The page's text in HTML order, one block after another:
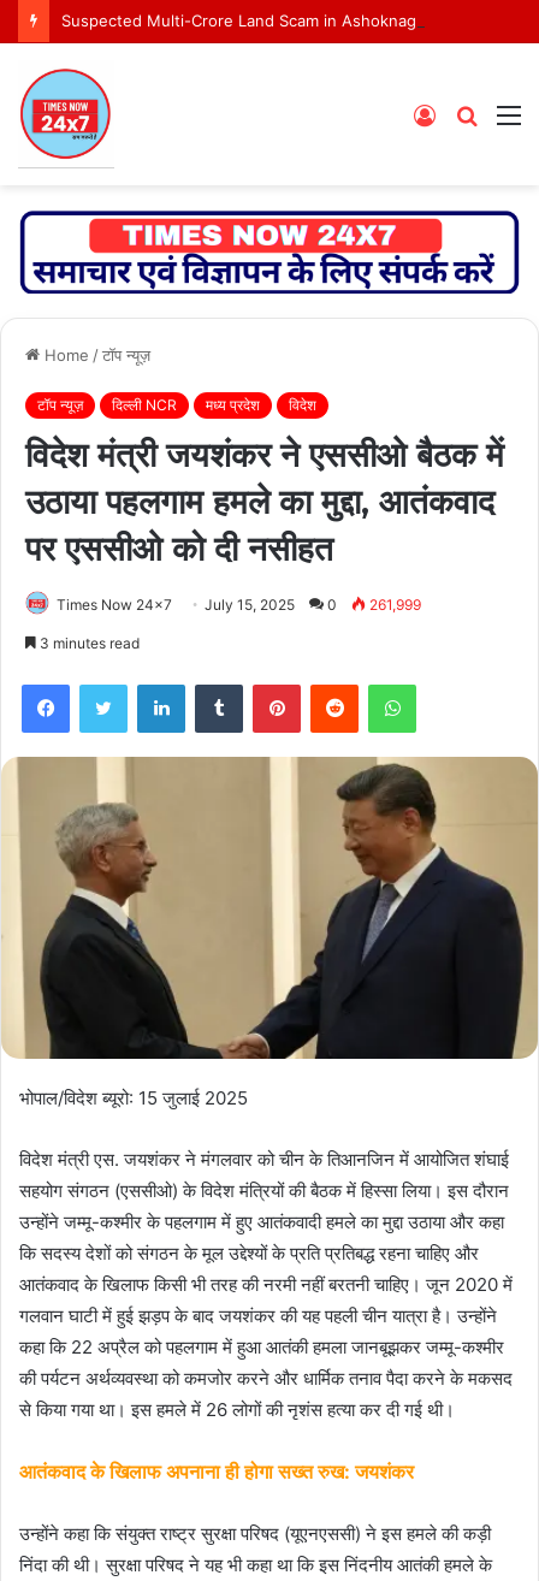
Search
Log
Home /टॉप न्यूज़
टॉप न्यूज़ दिल्ली NCR मध्य प्रदेश विदेश
विदेश मंत्री जयशंकर ने एससीओ बैठक में
उठाया पहलगाम हमले का मुद्दा, आतंकवाद
पर एससीओ को दी नसीहत
Times Now 24x7 July 15, 2025 0 261,999
3 minutes read
FacebookTwitter LinkedInTumblr PinterestReddit WhatsApp
भोपाल/विदेश ब्यूरो: 15 जुलाई 2025
विदेश मंत्री एस. जयशंकर ने मंगलवार को चीन के तिआनजिन में आयोजित शंघाई
सहयोग संगठन (एससीओ) के विदेश मंत्रियों की बैठक में हिस्सा लिया। इस दौरान
उन्होंने जम्मू-कश्मीर के पहलगाम में हुए आतंकवादी हमले का मुद्दा उठाया और कहा
कि सदस्य देशों को संगठन के मूल उद्देश्यों के प्रति प्रतिबद्ध रहना चाहिए और
आतंकवाद के खिलाफ किसी भी तरह की नरमी नहीं बरतनी चाहिए। जून 2020 में
गलवान घाटी में हुई झड़प के बाद जयशंकर की यह पहली चीन यात्रा है। उन्होंने
कहा कि 22 अप्रैल को पहलगाम में हुआ आतंकी हमला जानबूझकर जम्मू-कश्मीर
की पर्यटन अर्थव्यवस्था को कमजोर करने और धार्मिक तनाव पैदा करने के मकसद
से किया गया था। इस हमले में 26 लोगों की नृशंस हत्या कर दी गई थी।
आतंकवाद के खिलाफ अपनाना ही होगा सख्त रुख: जयशंकर
उन्होंने कहा कि संयुक्त राष्ट्र सुरक्षा परिषद (यूएनएससी) ने इस हमले की कड़ी
निंदा की थी। सुरक्षा परिषद ने यह भी कहा था कि इस निंदनीय आतंकी हमले के